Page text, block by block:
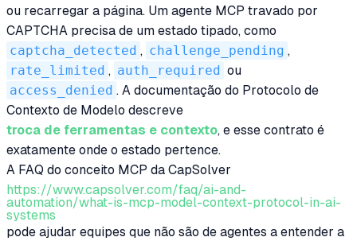
ou recarregar a página. Um agente MCP travado por
CAPTCHA precisa de um estado tipado, como
captcha_detected , challenge_pending ,
rate_limited , auth_required ou
access_denied . A documentação do Protocolo de
Contexto de Modelo descreve
troca de ferramentas e contexto, e esse contrato é
exatamente onde o estado pertence.
A FAQ do conceito MCP da CapSolver
https://www.capsolver.com/faq/ai-and-
automation/what-is-mcp-model-context-protocol-in-ai-
systems
pode ajudar equipes que não são de agentes a entender a